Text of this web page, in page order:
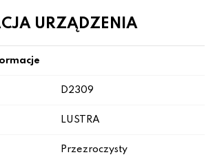
URZĄDZENIA
D2309
LUSTRA
Przezroczysty